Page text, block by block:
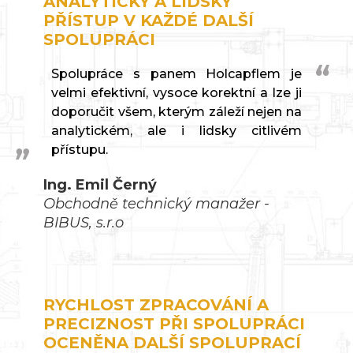
PŘÍSTUP V KAŽDÉ DALŠÍ
SPOLUPRÁCI
Spolupráce s panem Holcapflem je
velmi efektivní, vysoce korektní a lze ji
doporučit všem, kterým záleží nejen na
analytickém, ale i lidsky citlivém
přístupu.
Ing. Emil Černý
Obchodně technický manažer -
BIBUS, s.r.o
RYCHLOST ZPRACOVÁNÍ A
PRECIZNOST PŘI SPOLUPRÁCI
OCENĚNA DALŠÍ SPOLUPRACÍ